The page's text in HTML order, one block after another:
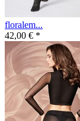
floralem...
42,00 € *